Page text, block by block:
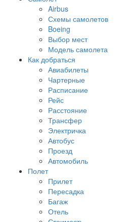
Airbus
Схемы самолетов
Boeing
Выбор мест
Модель самолета
Как добраться
Авиабилеты
Чартерные
Расписание
Рейс
Расстояние
Трансфер
Электричка
Автобус
Проезд
Автомобиль
Полет
Прилет
Пересадка
Багаж
Отель